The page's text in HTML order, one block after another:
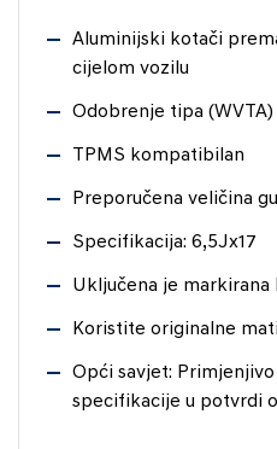
Aluminijski kotači
cijelom vozilu
Odobrenje tipa (WVTA)
TPMS kompatibilan
Preporučena veličina
Specifikacija: 6,5Jx17
Uključena je markirana
Koristite originalne
Opći savjet:
specifikacije u potvrdi o